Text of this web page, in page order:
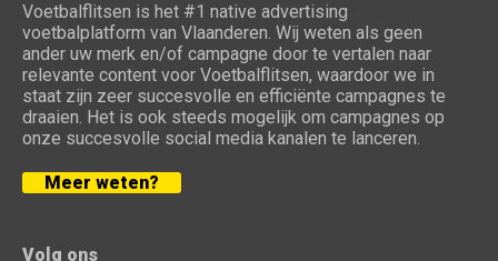
Voetbalflitsen is het #1 native advertising
voetbalplatform van Vlaanderen. Wij weten als geen
ander uw merk en/of campagne door te vertalen naar
relevante content voor Voetbalflitsen, waardoor we in
staat zijn zeer succesvolle en efficiënte campagnes te
draaien. Het is ook steeds mogelijk om campagnes op
onze succesvolle social media kanalen te lanceren.
Meer weten?
Volg ons